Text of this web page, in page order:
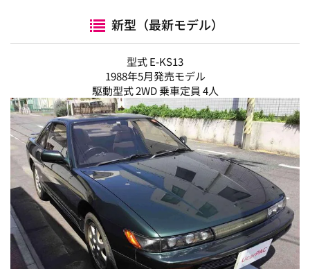
新型（最新モデル）
型式 E-KS13
1988年5月発売モデル
駆動型式 2WD 乗車定員 4人